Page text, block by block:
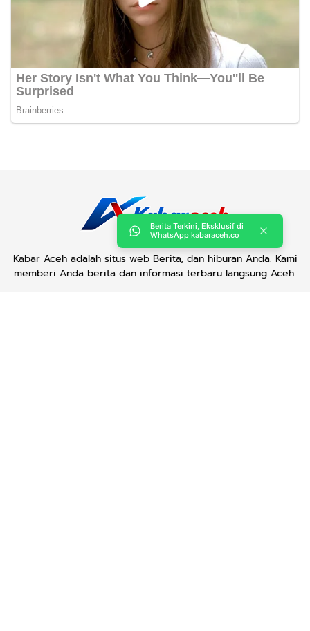
Kabar Aceh adalah situs web Berita, dan hiburan Anda. Kami
memberi Anda berita dan informasi terbaru langsung Aceh.
Berita Terkini, Eksklusif di
WhatsApp kabaraceh.co